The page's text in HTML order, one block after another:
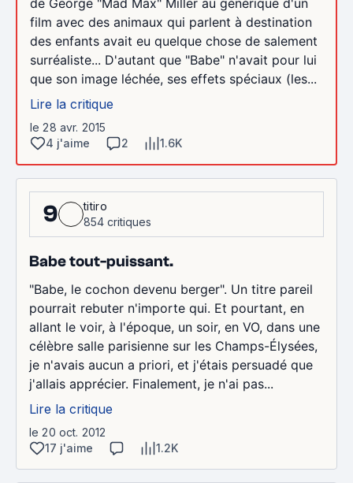
de George "Mad Max" Miller au générique d'un
film avec des animaux qui parlent à destination
des enfants avait eu quelque chose de salement
surréaliste... D'autant que "Babe" n'avait pour lui
que son image léchée, ses effets spéciaux (les...
Lire la critique
le 28 avr. 2015
4 j'aime
2 1.6K
9
titiro
854 critiques
Babe tout-puissant.
"Babe, le cochon devenu berger". Un titre pareil
pourrait rebuter n'importe qui. Et pourtant, en
allant le voir, à l'époque, un soir, en VO, dans une
célèbre salle parisienne sur les Champs-Élysées,
je n'avais aucun a priori, et j'étais persuadé que
j'allais apprécier. Finalement, je n'ai pas...
Lire la critique
le 20 oct. 2012
17 j'aime
1.2K